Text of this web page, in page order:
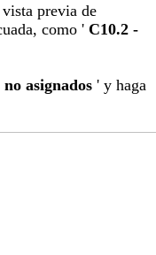
previa de
como ' C10.2 -
no asignados ' y haga